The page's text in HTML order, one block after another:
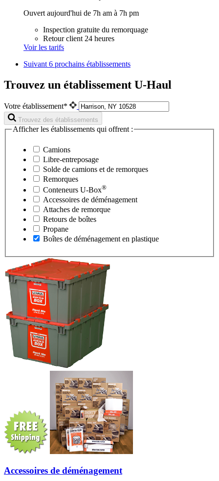
Ouvert aujourd'hui de 7h am à 7h pm
Inspection gratuite du remorquage
Retour client 24 heures
Voir les tarifs
Suivant6 prochains établissements
Trouvez un établissement U-Haul
Votre établissement*
Trouvez des établissements
Afficher les établissements qui offrent :
Camions
Libre-entreposage
Solde de camions et de remorques
Remorques
Conteneurs U-Box®
Accessoires de déménagement
Attaches de remorque
Retours de boîtes
Propane
Boîtes de déménagement en plastique
Accessoires de déménagement